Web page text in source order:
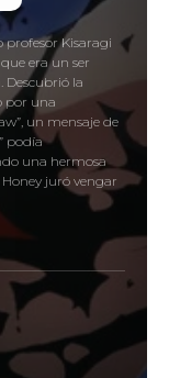
profesor Kisaragi
era un ser
Descubrió la
por una
un mensaje de
podía
una hermosa
juró vengar